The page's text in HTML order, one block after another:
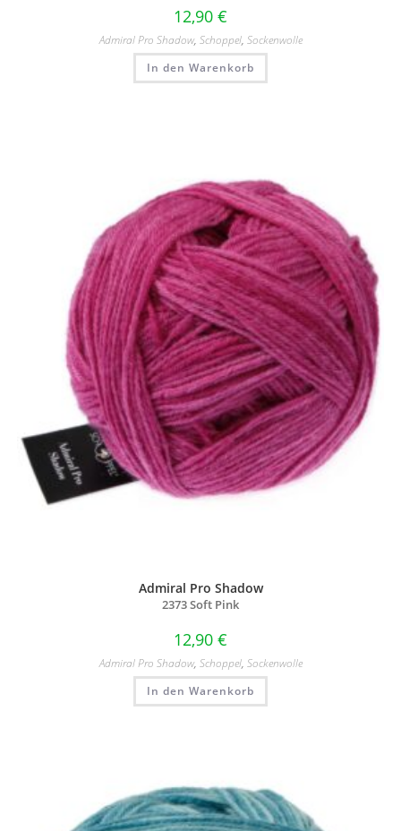
12,90 €
Admiral Pro Shadow, Schoppel, Sockenwolle
In den Warenkorb
Admiral Pro Shadow
2373 Soft Pink
12,90 €
Admiral Pro Shadow, Schoppel, Sockenwolle
In den Warenkorb